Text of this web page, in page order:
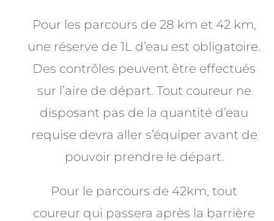
Pour les parcours de 28 km et 42 km,
une réserve de 1L d’eau est obligatoire.
Des contrôles peuvent être effectués
sur l’aire de départ. Tout coureur ne
disposant pas de la quantité d’eau
requise devra aller s’équiper avant de
pouvoir prendre le départ.
Pour le parcours de 42km, tout
coureur qui passera après la barrière